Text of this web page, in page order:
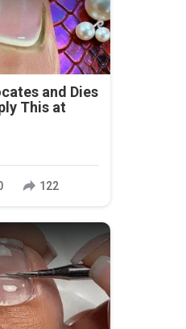
and Dies
This at
122